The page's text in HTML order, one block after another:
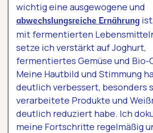
wichtig eine ausgewogene und
abwechslungsreiche Ernährung
mit fermentierten
setze ich verstärkt auf Joghurt,
fermentiertes Gemüse und Bio-
Meine Hautbild und Stimmung
deutlich verbessert, besonders
verarbeitete Produkte und
deutlich reduziert habe. Ich
meine Fortschritte regelmäßig